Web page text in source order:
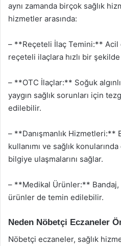
aynı zamanda birçok sağlık
hizmetler arasında:
– **Reçeteli İlaç Temini:** Acil
reçeteli ilaçlara hızlı bir
– **OTC İlaçlar:** Soğuk
yaygın sağlık sorunları için
edilebilir.
– **Danışmanlık Hizmetleri:**
kullanımı ve sağlık
bilgiye ulaşmalarını sağlar.
– **Medikal Ürünler:**
ürünler de temin edilebilir.
Neden Nöbetçi Eczaneler
Nöbetçi eczaneler, sağlık